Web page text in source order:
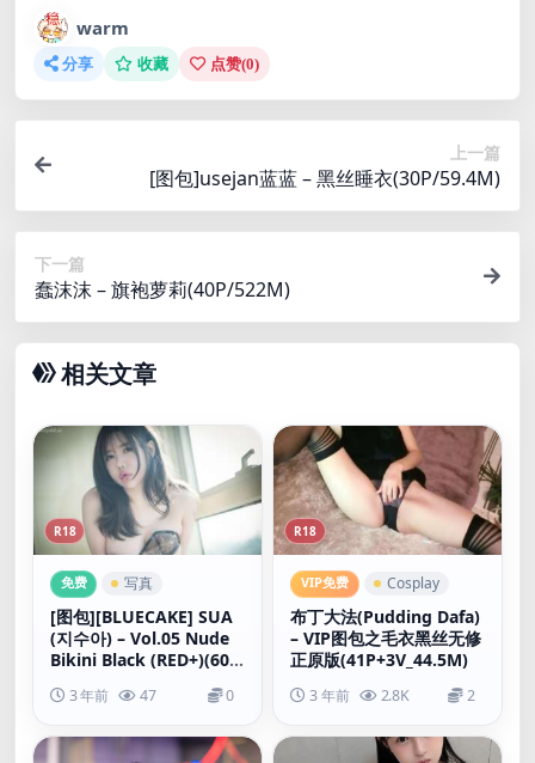
warm
分享 收藏 点赞(0)
上一篇
[图包]usejan蓝蓝 – 黑丝睡衣(30P/59.4M)
下一篇
蠢沫沫 – 旗袍萝莉(40P/522M)
相关文章
R18
免费 写真
[图包][BLUECAKE] SUA
(지수아) – Vol.05 Nude
Bikini Black (RED+)(60P
3 年前 47 0
R18
VIP免费 Cosplay
布丁大法(Pudding Dafa)
– VIP图包之毛衣黑丝无修
正原版(41P+3V_44.5M)
3 年前 2.8K 2